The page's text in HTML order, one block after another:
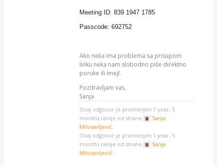
Meeting ID: 839 1947 1785
Passcode: 692752
Ako neka ima problema sa prisupom
linku neka nam slobodno piše direktno
poruke ili imejl.
Pozdravljam vas,
Sanja
Ovaj odgovor je promenjen 1 year, 5
months ranije od strane
Sanja
Milosavljević
Ovaj odgovor je promenjen 1 year, 5
months ranije od strane
Sanja
Milosavljević